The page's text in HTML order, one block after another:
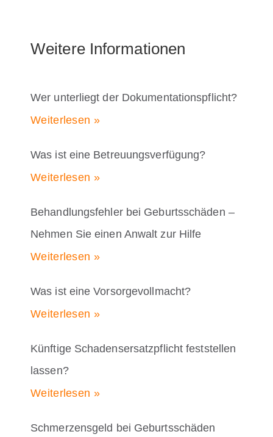
Weitere Informationen
Wer unterliegt der Dokumentationspflicht?
Weiterlesen »
Was ist eine Betreuungsverfügung?
Weiterlesen »
Behandlungsfehler bei Geburtsschäden –
Nehmen Sie einen Anwalt zur Hilfe
Weiterlesen »
Was ist eine Vorsorgevollmacht?
Weiterlesen »
Künftige Schadensersatzpflicht feststellen
lassen?
Weiterlesen »
Schmerzensgeld bei Geburtsschäden